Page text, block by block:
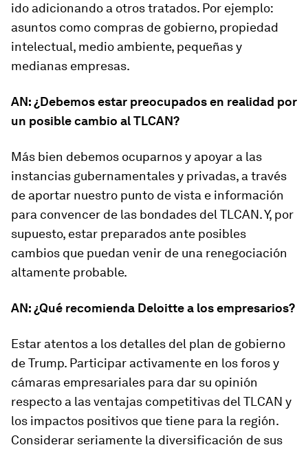
ido adicionando a otros tratados. Por ejemplo:
asuntos como compras de gobierno, propiedad
intelectual, medio ambiente, pequeñas y
medianas empresas.
AN: ¿Debemos estar preocupados en realidad por
un posible cambio al TLCAN?
Más bien debemos ocuparnos y apoyar a las
instancias gubernamentales y privadas, a través
de aportar nuestro punto de vista e información
para convencer de las bondades del TLCAN. Y, por
supuesto, estar preparados ante posibles
cambios que puedan venir de una renegociación
altamente probable.
AN: ¿Qué recomienda Deloitte a los empresarios?
Estar atentos a los detalles del plan de gobierno
de Trump. Participar activamente en los foros y
cámaras empresariales para dar su opinión
respecto a las ventajas competitivas del TLCAN y
los impactos positivos que tiene para la región.
Considerar seriamente la diversificación de sus